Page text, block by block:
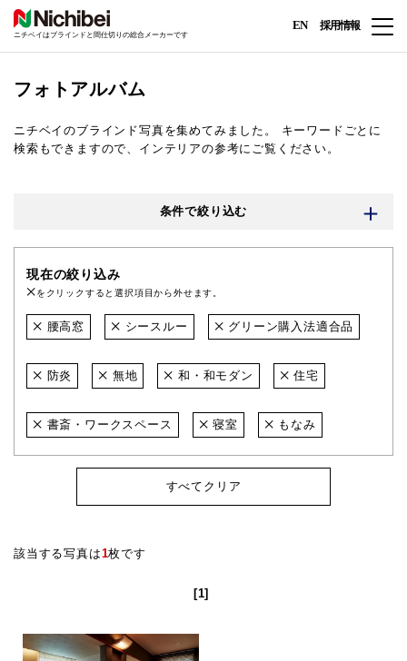
ニチベイはブラインドと間仕切りの総合メーカーです
EN 採用情報
フォトアルバム
ニチベイのブラインド写真を集めてみました。
キーワードごとに
検索もできますので、インテリアの参考にご覧ください。
条件で絞り込む
現在の絞り込み
をクリックすると選択項目から外せます。
腰高窓 シースルー グリーン購入法適合品
防炎 無地 和・和モダン 住宅
書斎・ワークスペース 寝室 もなみ
すべてクリア
該当する写真は1枚です
[1]